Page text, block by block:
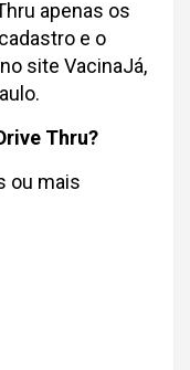
apenas os
e o
site VacinaJá,
Thru?
ou mais